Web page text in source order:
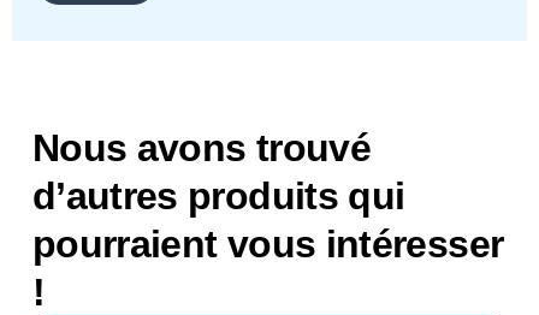
Nous avons trouvé
d’autres produits qui
pourraient vous intéresser
!